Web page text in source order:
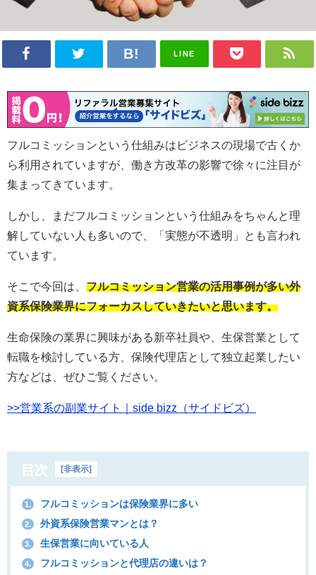
LINE
フルコミッションという仕組みはビジネスの現場で古くか
ら利用されていますが、働き方改革の影響で徐々に注目が
集まってきています。
しかし、まだフルコミッションという仕組みをちゃんと理
解していない人も多いので、「実態が不透明」とも言われ
ています。
そこで今回は、 フルコミッション営業の活用事例が多い外
資系保険業界にフォーカスしていきたいと思います。
生命保険の業界に興味がある新卒社員や、生保営業として
転職を検討している方、保険代理店として独立起業したい
方などは、ぜひご覧ください。
>>営業系の副業サイト｜side bizz（サイドビズ）
目次 非表示
1. フルコミッションは保険業界に多い
2. 外資系保険営業マンとは？
3. 生保営業に向いている人
4. フルコミッションと代理店の違いは？